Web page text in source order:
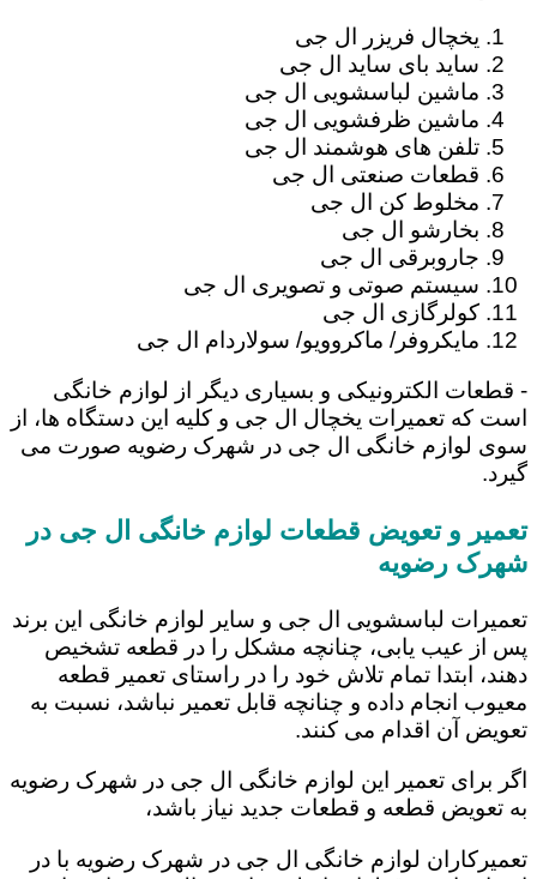
یخچال فریزر ال جی
ساید بای ساید ال جی
ماشین لباسشویی ال جی
ماشین ظرفشویی ال جی
تلفن های هوشمند ال جی
قطعات صنعتی ال جی
مخلوط کن ال جی
بخارشو ال جی
جاروبرقی ال جی
سیستم صوتی و تصویری ال جی
کولرگازی ال جی
مایکروفر/ ماکروویو/ سولاردام ال جی
- قطعات الکترونیکی و بسیاری دیگر از لوازم خانگی
است که تعمیرات یخچال ال جی و کلیه این دستگاه ها، از
سوی لوازم خانگی ال جی در شهرک رضویه صورت می
گیرد.
تعمیر و تعویض قطعات لوازم خانگی ال جی در
شهرک رضویه
تعمیرات لباسشویی ال جی و سایر لوازم خانگی این برند
پس از عیب یابی، چنانچه مشکل را در قطعه تشخیص
دهند، ابتدا تمام تلاش خود را در راستای تعمیر قطعه
معیوب انجام داده و چنانچه قابل تعمیر نباشد، نسبت به
تعویض آن اقدام می کنند.
اگر برای تعمیر این لوازم خانگی ال جی در شهرک رضویه
به تعویض قطعه و قطعات جدید نیاز باشد،
تعمیرکاران لوازم خانگی ال جی در شهرک رضویه با در